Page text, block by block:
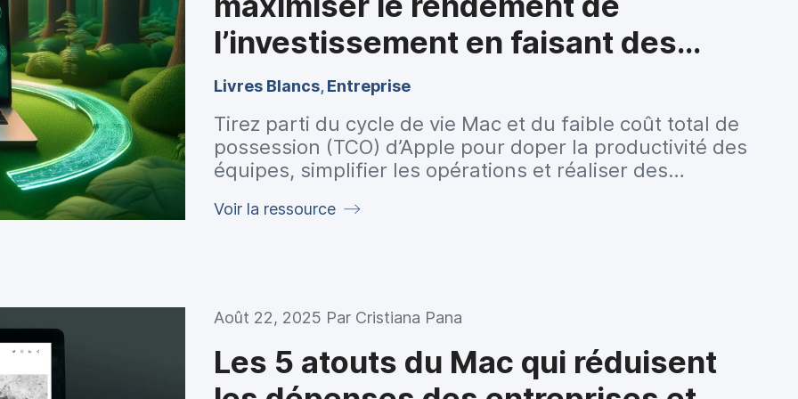
l’investissement en faisant des
économies sur le cycle de vie
Livres Blancs,Entreprise
Tirez parti du cycle de vie Mac et du faible coût total de
possession (TCO) d’Apple pour doper la productivité des
équipes, simplifier les opérations et réaliser des
Voir la ressource
Août 22, 2025 Par Cristiana Pana
Les 5 atouts du Mac qui réduisent